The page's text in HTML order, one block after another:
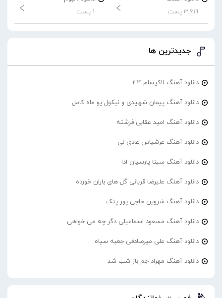
3,619 پست
1 پست
جدیدترین ها
دانلود آهنگ لاکیسام 2.4
دانلود آهنگ پیمان شهیدی و نیکول یو ماه کامل
دانلود آهنگ امید عقابی فرشته
دانلود آهنگ عرشیاس عادی نی
دانلود آهنگ سینا پارسیان ادا
دانلود آهنگ علیرضا قربانی گل های باران خورده
دانلود آهنگ شروین حاجی پور پتک
دانلود آهنگ مسعود اسماعیلی دگر چه می خواهی
دانلود آهنگ علی میرصادقی جعبه سیاه
دانلود آهنگ مهراد جم باز شب شد